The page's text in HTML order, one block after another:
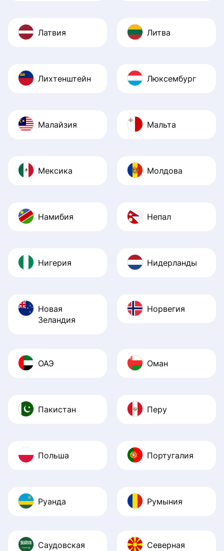
Латвия Литва
Лихтенштейн Люксембург
Малайзия Мальта
Мексика Молдова
Намибия Непал
Нигерия Нидерланды
Новая
Зеландия
Норвегия
ОАЭ Оман
Пакистан Перу
Польша Португалия
Руанда Румыния
Саудовская
Северная